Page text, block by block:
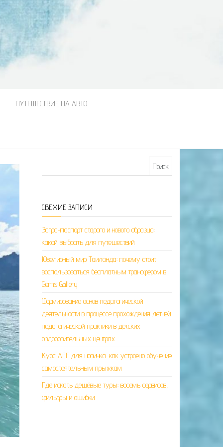
ПУТЕШЕСТВИЕ НА АВТО
СВЕЖИЕ ЗАПИСИ
Загранпаспорт старого и нового образца:
какой выбрать для путешествий
Ювелирный мир Таиланда: почему стоит
воспользоваться бесплатным трансфером в
Gems Gallery
Формирование основ педагогической
деятельности в процессе прохождения летней
педагогической практики в детских
оздоровительных центрах
Курс AFF для новичка: как устроено обучение
самостоятельным прыжкам
Где искать дешёвые туры: восемь сервисов,
фильтры и ошибки